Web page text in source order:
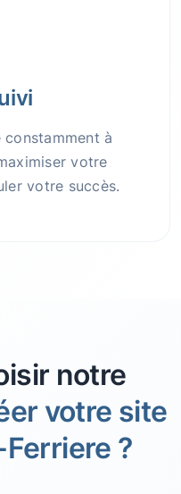
constamment à
votre
votre succès.
notre
votre site
?